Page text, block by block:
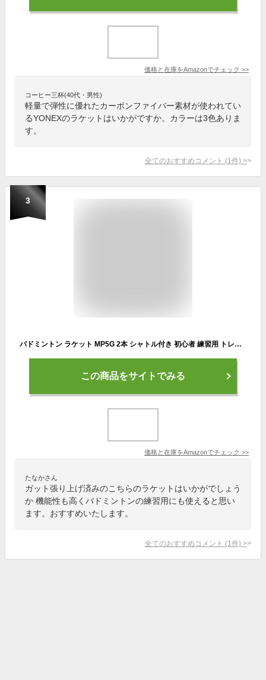
価格と在庫をAmazonでチェック >>
コーヒー三杯(40代・男性)
軽量で弾性に優れたカーボンファイバー素材が使われてい
るYONEXのラケットはいかがですか。カラーは3色ありま
す。
全てのおすすめコメント (1 件) >
3
バドミントン ラケット MP5G 2本 シャトル付き 初心者 練習用 トレーニング スタンダード ヨネックス ケース ガット張り上げ済み (114/ホワイト×レッド×2本＋シャトル2個)
この商品をサイトでみる
価格と在庫をAmazonでチェック >>
たなかさん
ガット張り上げ済みのこちらのラケットはいかがでしょう
か 機能性も高くバドミントンの練習用にも使えると思い
ます。おすすめいたします。
全てのおすすめコメント (1 件) >